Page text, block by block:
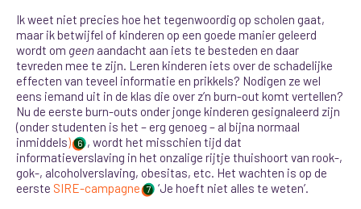
Ik weet niet precies hoe het tegenwoordig op scholen gaat,
maar ik betwijfel of kinderen op een goede manier geleerd
wordt om geen aandacht aan iets te besteden en daar
tevreden mee te zijn. Leren kinderen iets over de schadelijke
effecten van teveel informatie en prikkels? Nodigen ze wel
eens iemand uit in de klas die over z’n burn-out komt vertellen?
Nu de eerste burn-outs onder jonge kinderen gesignaleerd zijn
(onder studenten is het – erg genoeg – al bijna normaal
inmiddels) 6 , wordt het misschien tijd dat
informatieverslaving in het onzalige rijtje thuishoort van rook-,
gok-, alcoholverslaving, obesitas, etc. Het wachten is op de
eerste SIRE-campagne 7 ‘Je hoeft niet alles te weten’.